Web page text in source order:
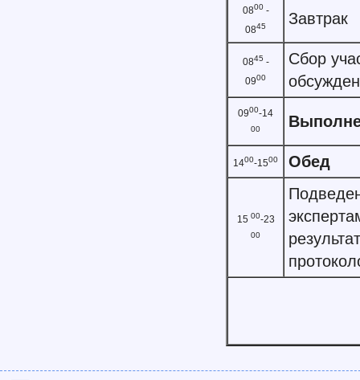
0800-
0845 Завтрак
0845 -
0900
Сбор
0900-14
00
1400-1500 Обед
15 00-23
00